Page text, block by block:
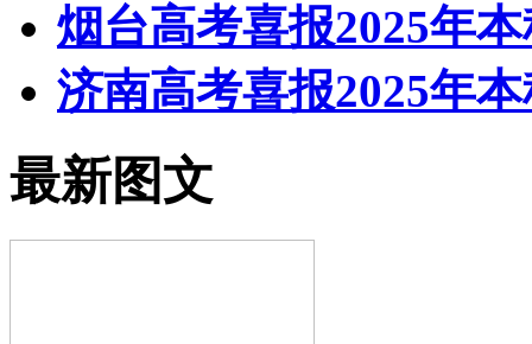
烟台高考喜报2025年
济南高考喜报2025年
最新图文